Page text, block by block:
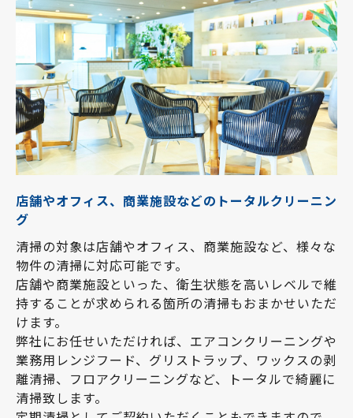
店舗やオフィス、商業施設などのトータルクリーニン
グ
清掃の対象は店舗やオフィス、商業施設など、様々な
物件の清掃に対応可能です。
店舗や商業施設といった、衛生状態を高いレベルで維
持することが求められる箇所の清掃もおまかせいただ
けます。
弊社にお任せいただければ、エアコンクリーニングや
業務用レンジフード、グリストラップ、ワックスの剥
離清掃、フロアクリーニングなど、トータルで綺麗に
清掃致します。